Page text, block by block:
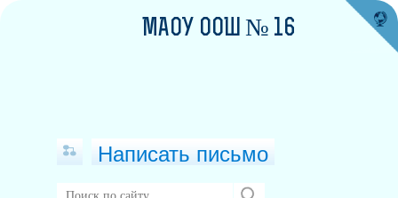
МАОУ ООШ № 16
Написать письмо